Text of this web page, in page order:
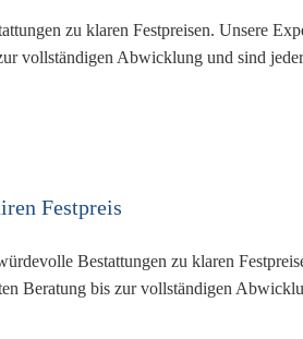
zu klaren Festpreisen. Unsere
vollständigen Abwicklung und sind
Festpreis
Bestattungen zu klaren
Beratung bis zur vollständigen